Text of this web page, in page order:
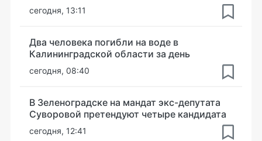
сегодня, 13:11
Два человека погибли на воде в
Калининградской области за день
сегодня, 08:40
В Зеленоградске на мандат экс-депутата
Суворовой претендуют четыре кандидата
сегодня, 12:41